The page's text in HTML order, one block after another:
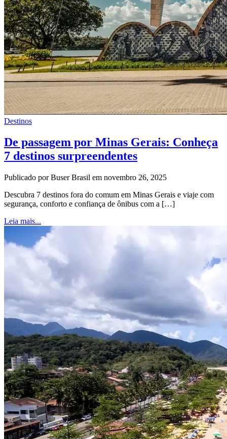
Destinos
De passagem por Minas Gerais: Conheça
7 destinos surpreendentes
Publicado por Buser Brasil em novembro 26, 2025
Descubra 7 destinos fora do comum em Minas Gerais e viaje com
segurança, conforto e confiança de ônibus com a […]
Leia mais...